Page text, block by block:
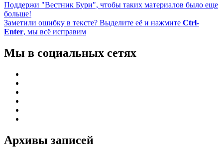
Поддержи "Вестник Бури", чтобы таких материалов было еще
больше!
Заметили ошибку в тексте? Выделите её и нажмите Ctrl-
Enter, мы всё исправим
Мы в социальных сетях
Архивы записей